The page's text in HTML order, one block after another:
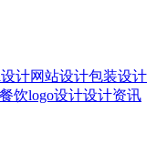
计网站设计包装设计
餐饮logo设计设计资讯